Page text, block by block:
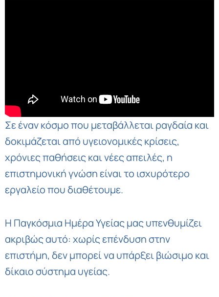
Σε έναν κόσμο που μεταβάλλεται ραγδαία και
δοκιμάζεται από υγειονομικές κρίσεις,
χρόνιες παθήσεις και νέες απειλές, η
επιστημονική γνώση είναι το ισχυρότερο
εργαλείο που διαθέτουμε.
Η Παγκόσμια Ημέρα Υγείας μας υπενθυμίζει
ακριβώς αυτό: χωρίς επένδυση στην
επιστήμη, δεν μπορεί να υπάρξει βιώσιμο και
δίκαιο σύστημα υγείας.